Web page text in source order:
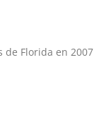
Florida en